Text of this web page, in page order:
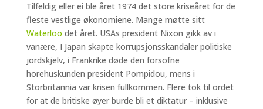
Tilfeldig eller ei ble året 1974 det store kriseåret for de
fleste vestlige økonomiene. Mange møtte sitt
Waterloo det året. USAs president Nixon gikk av i
vanære, I Japan skapte korrupsjonsskandaler politiske
jordskjelv, i Frankrike døde den forsofne
horehuskunden president Pompidou, mens i
Storbritannia var krisen fullkommen. Flere tok til ordet
for at de britiske øyer burde bli et diktatur – inklusive